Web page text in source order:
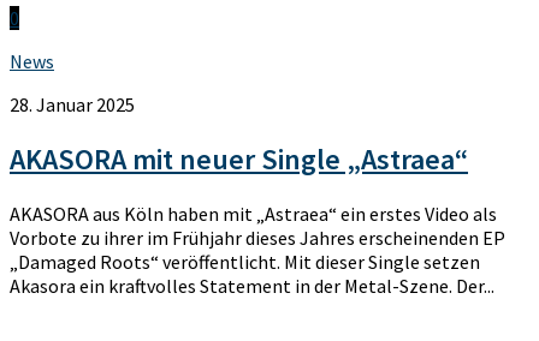
0
News
28. Januar 2025
AKASORA mit neuer Single „Astraea“
AKASORA aus Köln haben mit „Astraea“ ein erstes Video als
Vorbote zu ihrer im Frühjahr dieses Jahres erscheinenden EP
„Damaged Roots“ veröffentlicht. Mit dieser Single setzen
Akasora ein kraftvolles Statement in der Metal-Szene. Der...